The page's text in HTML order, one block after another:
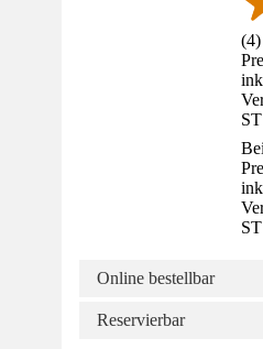
(4)
ST
ST
Online bestellbar
Reservierbar